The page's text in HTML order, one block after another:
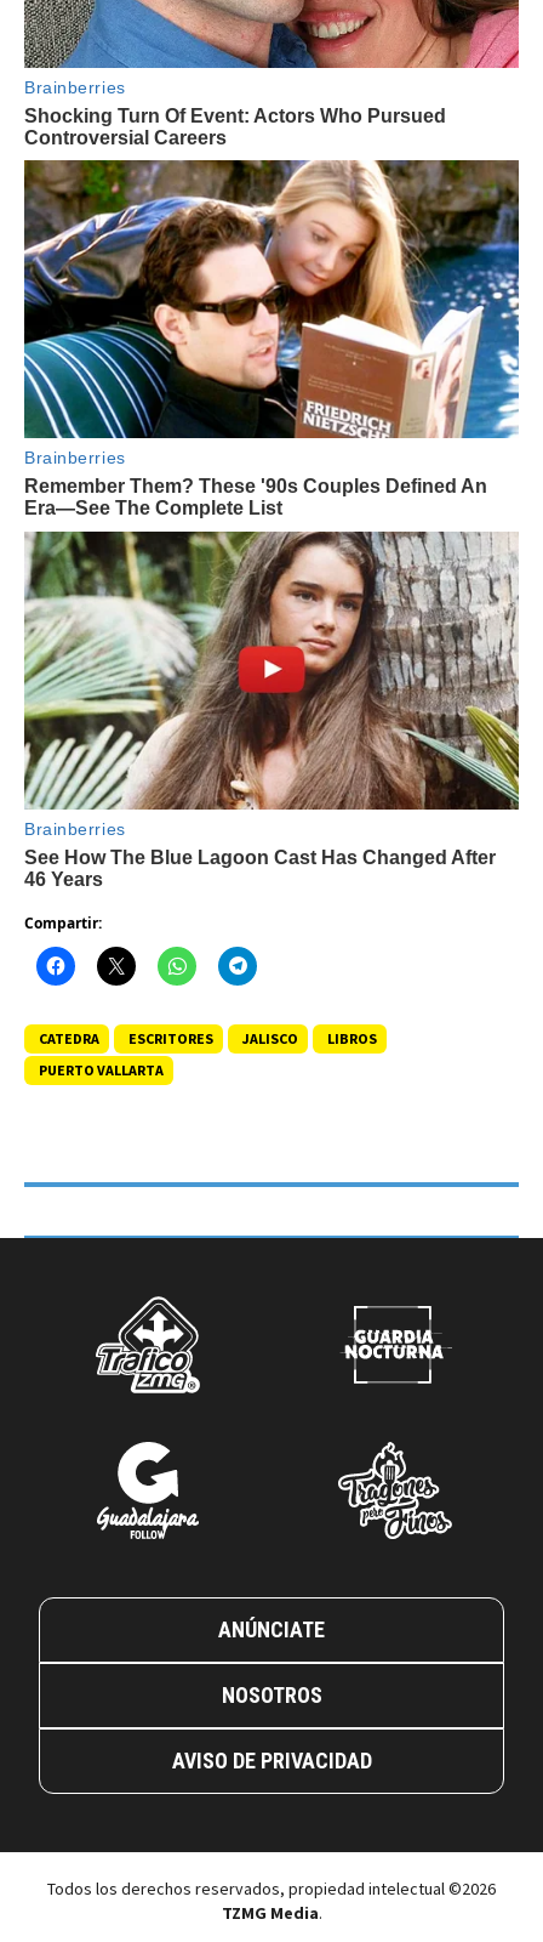
Compartir:
CATEDRA ESCRITORES JALISCO
LIBROS
PUERTO VALLARTA
ANÚNCIATE
NOSOTROS
AVISO DE PRIVACIDAD
Todos los derechos reservados, propiedad intelectual ©2026
TZMG Media.